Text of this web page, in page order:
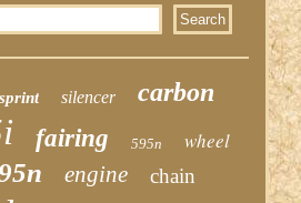
sprint silencer carbon
fairing 595n wheel
engine chain